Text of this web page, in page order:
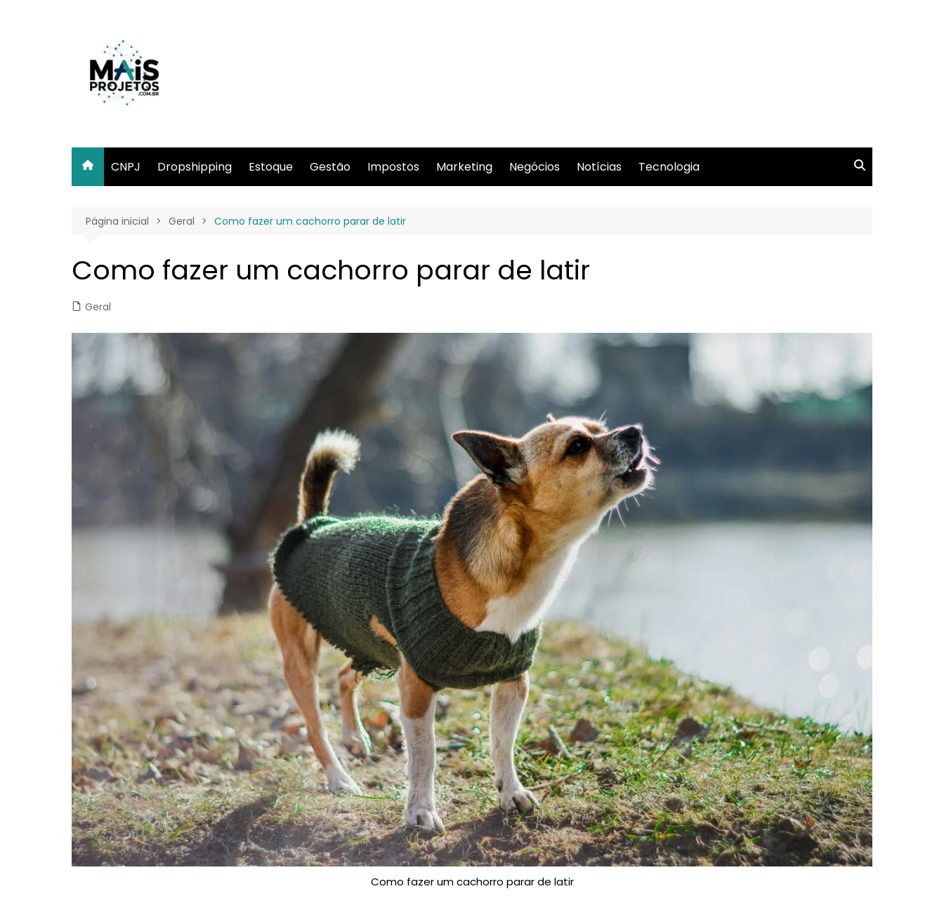
CNPJ Dropshipping Estoque Gestão Impostos Marketing Negócios Notícias Tecnologia
Página inicial Geral Como fazer um cachorro parar de latir​
Como fazer um cachorro parar de latir​
Geral
Como fazer um cachorro parar de latir​